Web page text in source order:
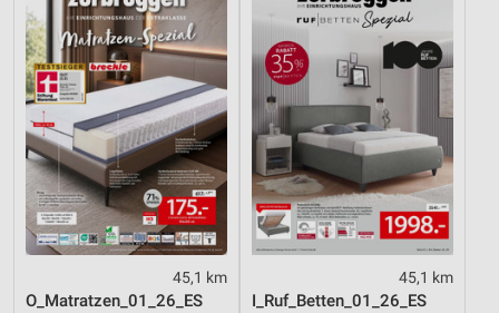
45,1 km
O_Matratzen_01_26_ES
45,1 km
I_Ruf_Betten_01_26_ES